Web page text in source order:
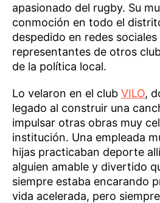
apasionado del rugby. Su
conmoción en todo el
despedido en redes
representantes de otros
de la política local.
Lo velaron en el club VILO,
legado al construir una
impulsar otras obras muy
institución. Una empleada
hijas practicaban deporte
alguien amable y divertido
siempre estaba encarando
vida acelerada, pero